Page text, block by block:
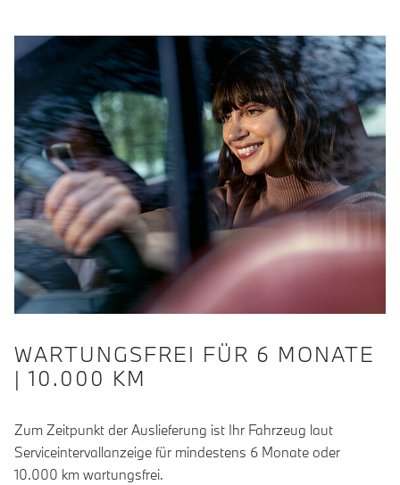
WARTUNGSFREI FÜR 6 MONATE
| 10.000 KM
Zum Zeitpunkt der Auslieferung ist Ihr Fahrzeug laut
Serviceintervallanzeige für mindestens 6 Monate oder
10.000 km wartungsfrei.